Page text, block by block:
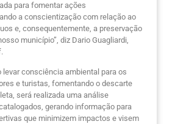
para fomentar ações
a conscientização com relação ao
e, consequentemente, a preservação
município”, diz Dario Guagliardi,
levar consciência ambiental para os
e turistas, fomentando o descarte
será realizada uma análise
gerando informação para
que minimizem impactos e visem